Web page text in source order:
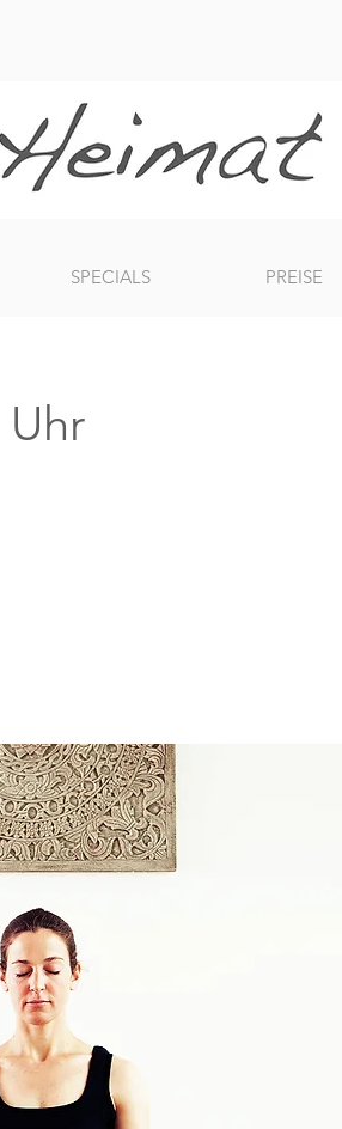
SPECIALS PREISE